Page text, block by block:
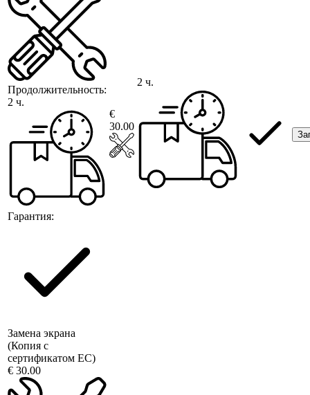
Продолжительность:
2 ч.
Гарантия:
€
30.00
2 ч.
Замена экрана
(Копия с
сертификатом ЕС)
€ 30.00